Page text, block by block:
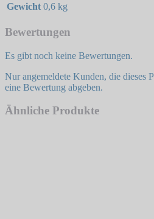
Gewicht 0,6 kg
Bewertungen
Es gibt noch keine Bewertungen.
Nur angemeldete Kunden, die dieses
eine Bewertung abgeben.
Ähnliche Produkte